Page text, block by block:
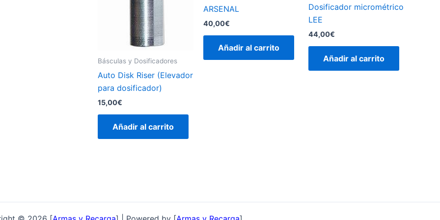
Básculas y Dosificadores
Auto Disk Riser (Elevador
para dosificador)
15,00€
Añadir al carrito
ARSENAL
40,00€
Añadir al carrito
Dosificador micrométrico
LEE
44,00€
Añadir al carrito